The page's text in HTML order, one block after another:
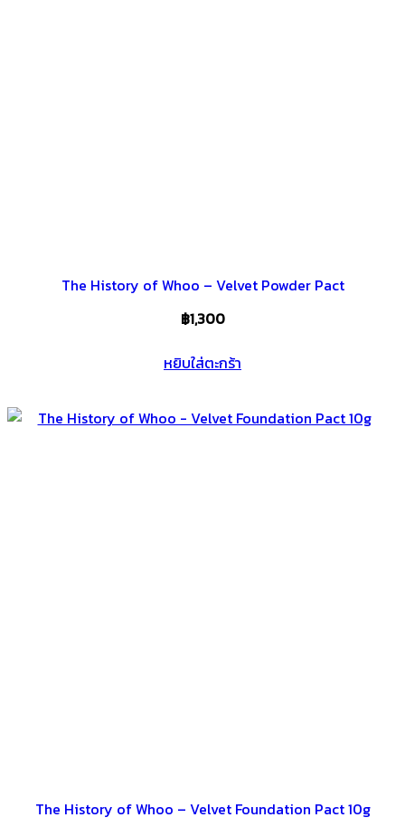
The History of Whoo – Velvet Powder Pact
฿1,300
หยิบใส่ตะกร้า
The History of Whoo – Velvet Foundation Pact 10g